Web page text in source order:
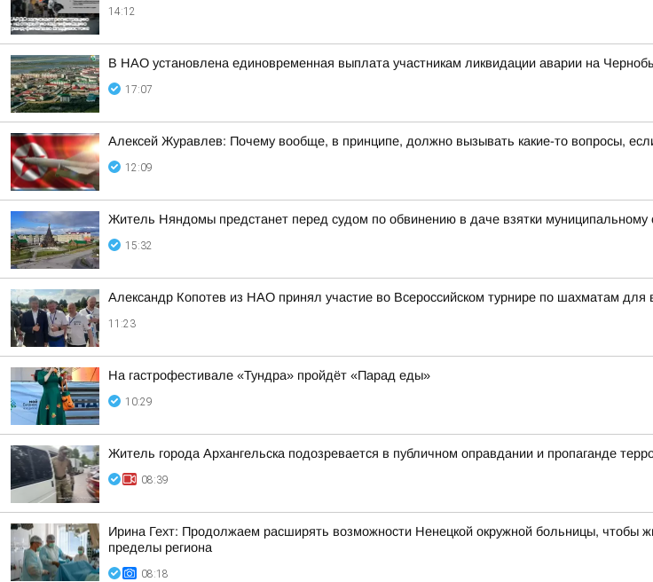
14:12
В НАО установлена единовременная выплата участникам ликвидации аварии на
17:07
Алексей Журавлев: Почему вообще, в принципе, должно вызывать какие-то вопросы,
12:09
Житель Няндомы предстанет перед судом по обвинению в даче взятки
15:32
Александр Копотев из НАО принял участие во Всероссийском турнире по шахматам для
11:23
На гастрофестивале «Тундра» пройдёт «Парад еды»
10:29
Житель города Архангельска подозревается в публичном оправдании и пропаганде
08:39
Ирина Гехт: Продолжаем расширять возможности Ненецкой окружной больницы, чтобы
пределы региона
08:18